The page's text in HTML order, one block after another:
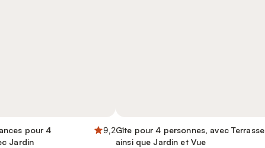
pour 4
Jardin
9,2Gîte pour 4 personnes, avec Terrasse
ainsi que Jardin et Vue